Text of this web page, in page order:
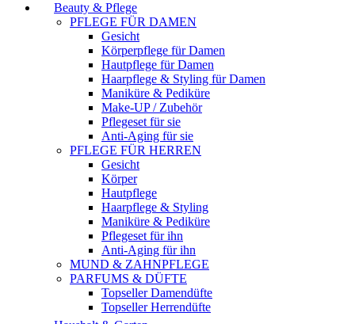
Beauty & Pflege
PFLEGE FÜR DAMEN
Gesicht
Körperpflege für Damen
Hautpflege für Damen
Haarpflege & Styling für Damen
Maniküre & Pediküre
Make-UP / Zubehör
Pflegeset für sie
Anti-Aging für sie
PFLEGE FÜR HERREN
Gesicht
Körper
Hautpflege
Haarpflege & Styling
Maniküre & Pediküre
Pflegeset für ihn
Anti-Aging für ihn
MUND & ZAHNPFLEGE
PARFUMS & DÜFTE
Topseller Damendüfte
Topseller Herrendüfte